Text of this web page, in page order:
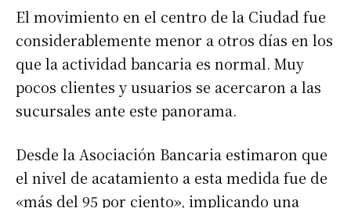
El movimiento en el centro de la Ciudad fue
considerablemente menor a otros días en los
que la actividad bancaria es normal. Muy
pocos clientes y usuarios se acercaron a las
sucursales ante este panorama.
Desde la Asociación Bancaria estimaron que
el nivel de acatamiento a esta medida fue de
«más del 95 por ciento», implicando una